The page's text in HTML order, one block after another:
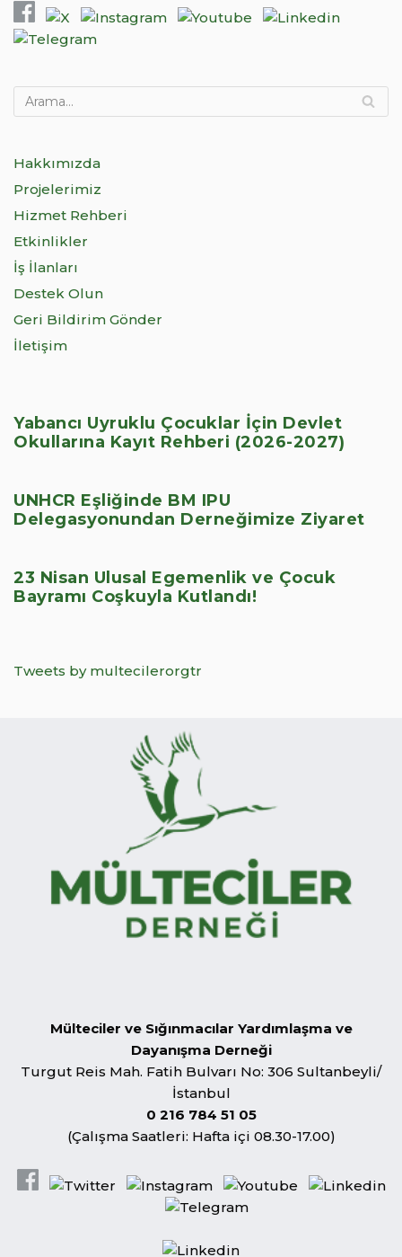
Hakkımızda
Projelerimiz
Hizmet Rehberi
Etkinlikler
İş İlanları
Destek Olun
Geri Bildirim Gönder
İletişim
Yabancı Uyruklu Çocuklar İçin Devlet
Okullarına Kayıt Rehberi (2026-2027)
UNHCR Eşliğinde BM IPU
Delegasyonundan Derneğimize Ziyaret
23 Nisan Ulusal Egemenlik ve Çocuk
Bayramı Coşkuyla Kutlandı!
Tweets by multecilerorgtr
Mülteciler ve Sığınmacılar Yardımlaşma ve
Dayanışma Derneği
Turgut Reis Mah. Fatih Bulvarı No: 306 Sultanbeyli/
İstanbul
0 216 784 51 05
(Çalışma Saatleri: Hafta içi 08.30-17.00)